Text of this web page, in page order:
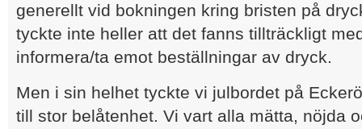
generellt vid bokningen kring bristen på
tyckte inte heller att det fanns tillträckligt
informera/ta emot beställningar av dryck.
Men i sin helhet tyckte vi julbordet på
till stor belåtenhet. Vi vart alla mätta, nöjda